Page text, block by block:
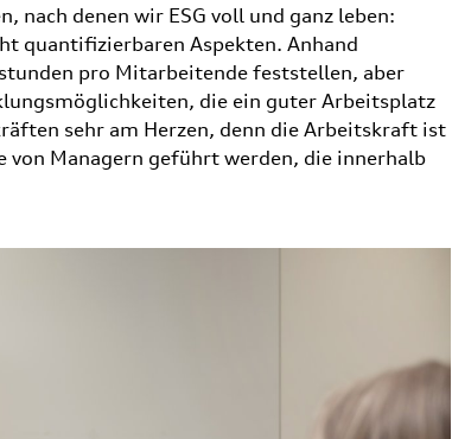
nach denen wir ESG voll und ganz leben:
quantifizierbaren Aspekten. Anhand
pro Mitarbeitende feststellen, aber
die ein guter Arbeitsplatz
sehr am Herzen, denn die Arbeitskraft ist
von Managern geführt werden, die innerhalb